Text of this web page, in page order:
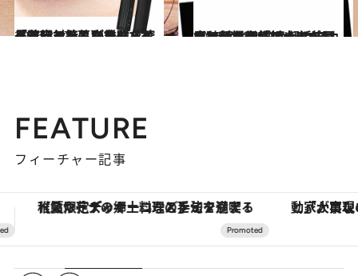
2026.3.17
【花粉対策＆卒業式を控えている人に】アイメイクを崩したくないなら、号泣しても落ちない「ケイト」と持ちがよくなる「セザンヌ」が最強！
ビューティ＆ヘルス 2026.1.23
【ケイト新作アイシャドウ】新提案「頬までが目もとメイク」は大人のお疲れ顔を元気に！ 垢抜け眉になれる“脱色級マスカラ”新色も！
ビューティ＆ヘルス
FEATURE
フィーチャー記事
「大事なのは地域の意識を変えること」。ロレックス賞受賞の自然保護活動家が実現させたナイジェリアの自然環境の復活